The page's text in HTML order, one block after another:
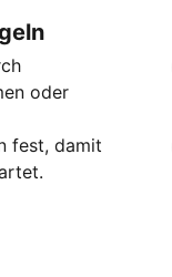
oder
fest, damit